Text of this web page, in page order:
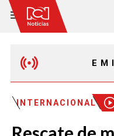
INTERNACIONAL